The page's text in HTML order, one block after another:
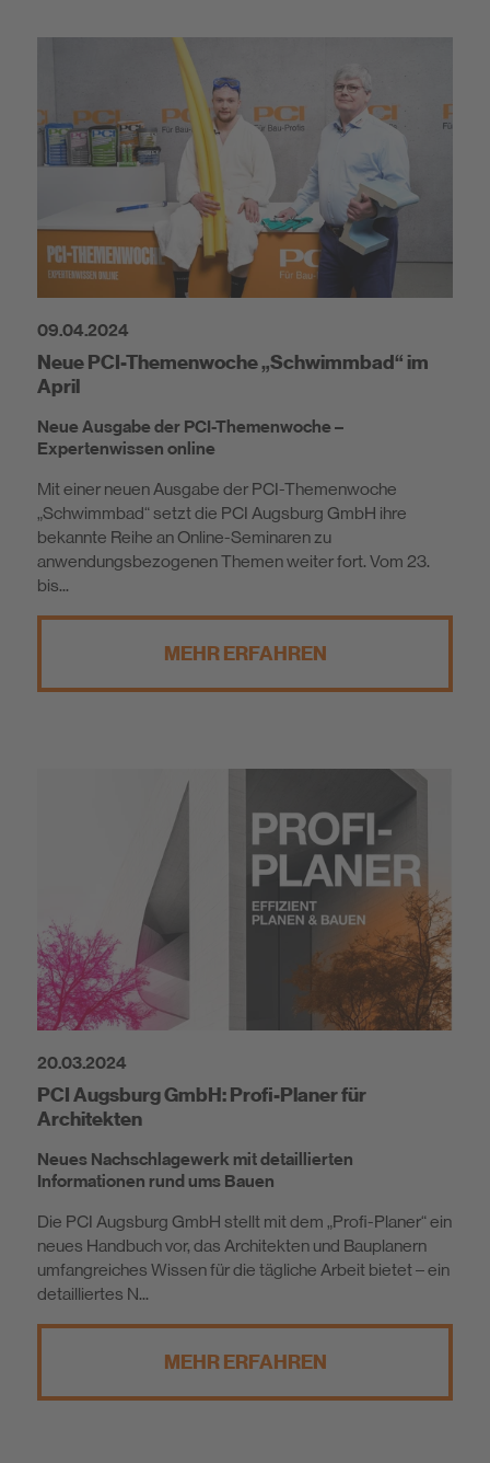
09.04.2024
Neue PCI-Themenwoche „Schwimmbad“ im
April
Neue Ausgabe der PCI-Themenwoche –
Expertenwissen online
Mit einer neuen Ausgabe der PCI-Themenwoche
„Schwimmbad“ setzt die PCI Augsburg GmbH ihre
bekannte Reihe an Online-Seminaren zu
anwendungsbezogenen Themen weiter fort. Vom 23.
bis...
MEHR ERFAHREN
20.03.2024
PCI Augsburg GmbH: Profi-Planer für
Architekten
Neues Nachschlagewerk mit detaillierten
Informationen rund ums Bauen
Die PCI Augsburg GmbH stellt mit dem „Profi-Planer“ ein
neues Handbuch vor, das Architekten und Bauplanern
umfangreiches Wissen für die tägliche Arbeit bietet – ein
detailliertes N...
MEHR ERFAHREN